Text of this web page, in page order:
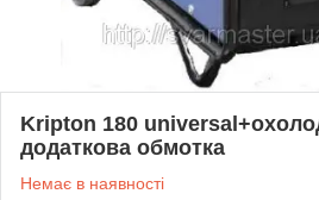
Kripton 180
додаткова обмотка
Немає в наявності